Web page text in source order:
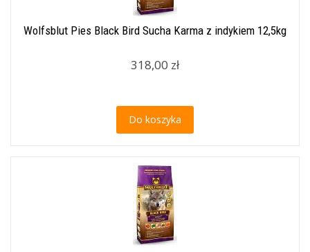
Wolfsblut Pies Black Bird Sucha Karma z indykiem 12,5kg
318,00 zł
Do koszyka